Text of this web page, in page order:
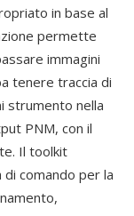
in base al
permette
immagini
tenere traccia di
strumento nella
PNM, con il
Il toolkit
comando per la